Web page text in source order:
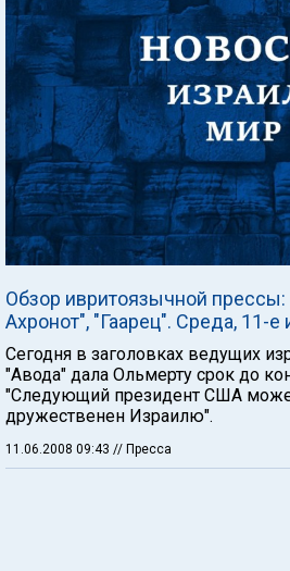
Обзор ивритоязычной
Ахронот", "Гаарец". Среда, 11-е
Сегодня в заголовках ведущих
"Авода" дала Ольмерту срок до
"Следующий президент США
дружественен Израилю".
11.06.2008 09:43 // Пресса